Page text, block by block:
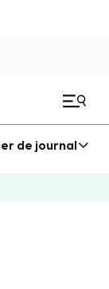
de journal